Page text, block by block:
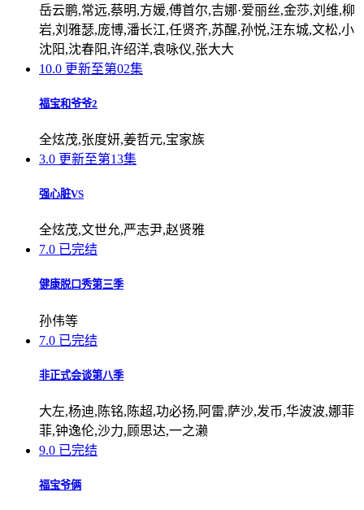
岳云鹏,常远,蔡明,方媛,傅首尔,吉娜·爱丽丝,金莎,刘维,柳
岩,刘雅瑟,庞博,潘长江,任贤齐,苏醒,孙悦,汪东城,文松,小
沈阳,沈春阳,许绍洋,袁咏仪,张大大
10.0 更新至第02集
福宝和爷爷2
全炫茂,张度妍,姜哲元,宝家族
3.0 更新至第13集
强心脏VS
全炫茂,文世允,严志尹,赵贤雅
7.0 已完结
健康脱口秀第三季
孙伟等
7.0 已完结
非正式会谈第八季
大左,杨迪,陈铭,陈超,功必扬,阿雷,萨沙,发币,华波波,娜菲
菲,钟逸伦,沙力,顾思达,一之濑
9.0 已完结
福宝爷俩